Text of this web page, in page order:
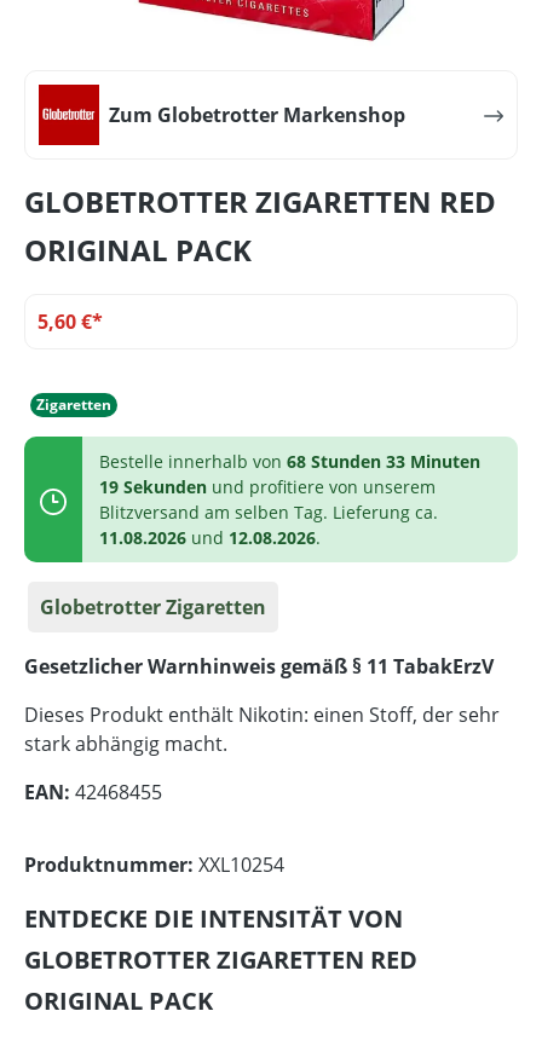
Zum Globetrotter Markenshop
GLOBETROTTER ZIGARETTEN RED
ORIGINAL PACK
5,60 €*
Zigaretten
Bestelle innerhalb von 68 Stunden 33 Minuten
19 Sekunden und profitiere von unserem
Blitzversand am selben Tag. Lieferung ca.
11.08.2026 und 12.08.2026.
Globetrotter Zigaretten
Gesetzlicher Warnhinweis gemäß § 11 TabakErzV
Dieses Produkt enthält Nikotin: einen Stoff, der sehr
stark abhängig macht.
EAN: 42468455
Produktnummer: XXL10254
ENTDECKE DIE INTENSITÄT VON
GLOBETROTTER ZIGARETTEN RED
ORIGINAL PACK